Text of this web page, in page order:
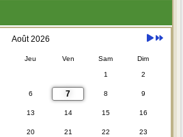
Août 2026
Jeu Ven Sam Dim
1 2
6 7 8 9
13 14 15 16
20 21 22 23